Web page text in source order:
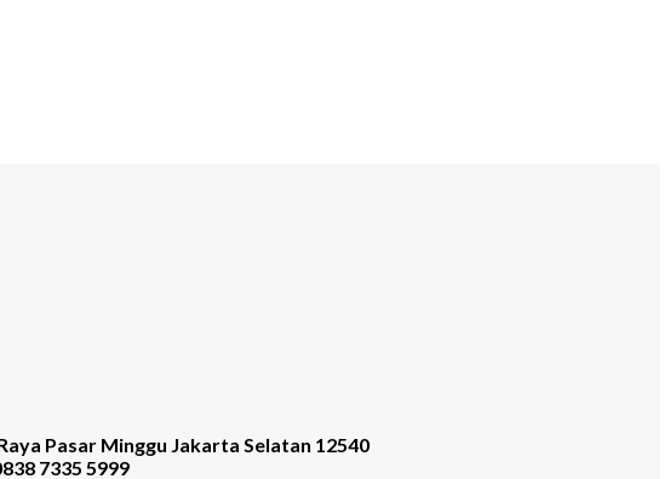
Pasar Minggu Jakarta Selatan 12540
7335 5999